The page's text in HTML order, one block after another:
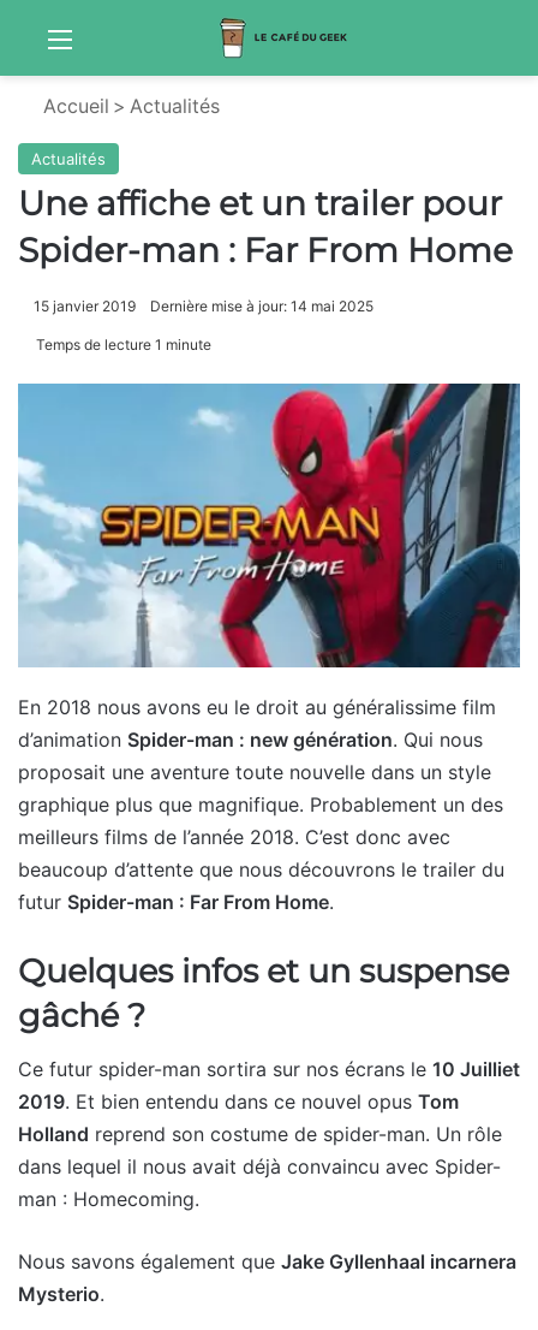
Menu
Accueil > Actualités
Actualités
Une affiche et un trailer pour
Spider-man : Far From Home
15 janvier 2019 Dernière mise à jour: 14 mai 2025
Temps de lecture 1 minute
En 2018 nous avons eu le droit au généralissime film
d’animation Spider-man : new génération. Qui nous
proposait une aventure toute nouvelle dans un style
graphique plus que magnifique. Probablement un des
meilleurs films de l’année 2018. C’est donc avec
beaucoup d’attente que nous découvrons le trailer du
futur Spider-man : Far From Home.
Quelques infos et un suspense
gâché ?
Ce futur spider-man sortira sur nos écrans le 10 Juilliet
2019. Et bien entendu dans ce nouvel opus Tom
Holland reprend son costume de spider-man. Un rôle
dans lequel il nous avait déjà convaincu avec Spider-
man : Homecoming.
Nous savons également que Jake Gyllenhaal incarnera
Mysterio.